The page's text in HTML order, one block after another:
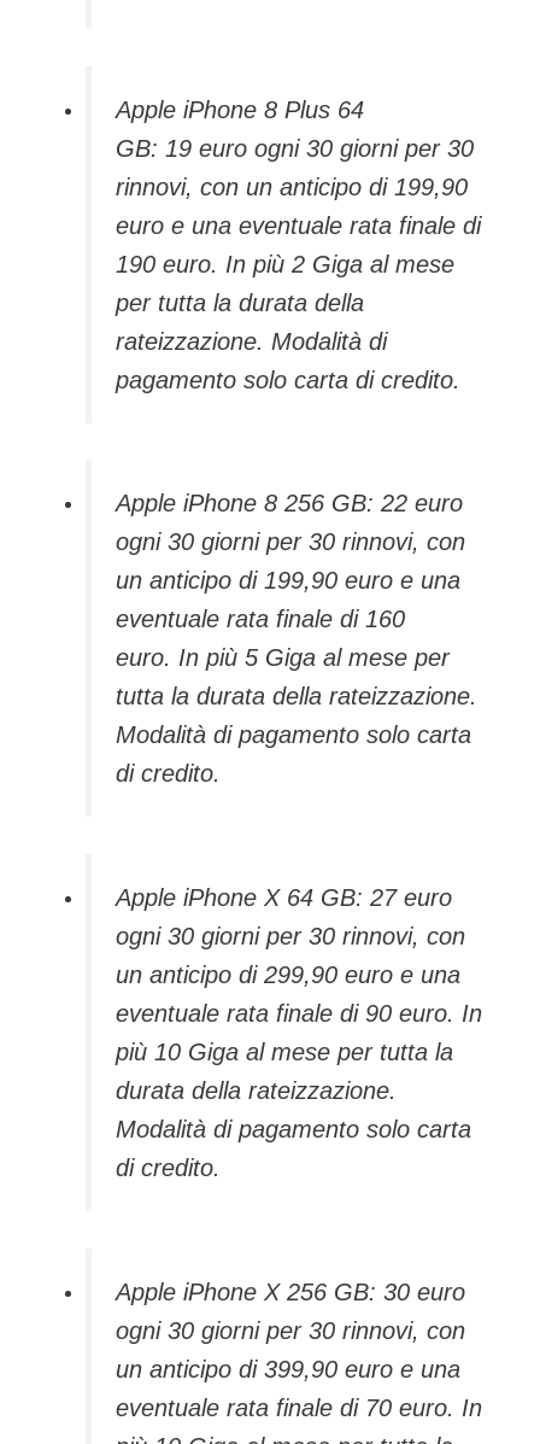
Apple iPhone 8 Plus 64
GB: 19 euro ogni 30 giorni per 30
rinnovi, con un anticipo di 199,90
euro e una eventuale rata finale di
190 euro. In più 2 Giga al mese
per tutta la durata della
rateizzazione. Modalità di
pagamento solo carta di credito.
Apple iPhone 8 256 GB: 22 euro
ogni 30 giorni per 30 rinnovi, con
un anticipo di 199,90 euro e una
eventuale rata finale di 160
euro. In più 5 Giga al mese per
tutta la durata della rateizzazione.
Modalità di pagamento solo carta
di credito.
Apple iPhone X 64 GB: 27 euro
ogni 30 giorni per 30 rinnovi, con
un anticipo di 299,90 euro e una
eventuale rata finale di 90 euro. In
più 10 Giga al mese per tutta la
durata della rateizzazione.
Modalità di pagamento solo carta
di credito.
Apple iPhone X 256 GB: 30 euro
ogni 30 giorni per 30 rinnovi, con
un anticipo di 399,90 euro e una
eventuale rata finale di 70 euro. In